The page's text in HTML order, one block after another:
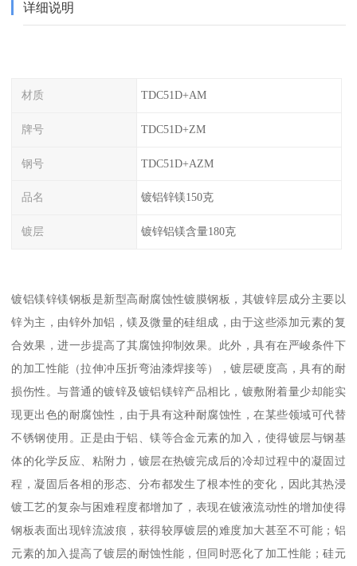
详细说明
材质 TDC51D+AM
牌号 TDC51D+ZM
钢号 TDC51D+AZM
品名 镀铝锌镁150克
镀层 镀锌铝镁含量180克
镀铝镁锌镁钢板是新型高耐腐蚀性镀膜钢板，其镀锌层成分主要以
锌为主，由锌外加铝，镁及微量的硅组成，由于这些添加元素的复
合效果，进一步提高了其腐蚀抑制效果。此外，具有在严峻条件下
的加工性能（拉伸冲压折弯油漆焊接等），镀层硬度高，具有的耐
损伤性。与普通的镀锌及镀铝镁锌产品相比，镀敷附着量少却能实
现更出色的耐腐蚀性，由于具有这种耐腐蚀性，在某些领域可代替
不锈钢使用。正是由于铝、镁等合金元素的加入，使得镀层与钢基
体的化学反应、粘附力，镀层在热镀完成后的冷却过程中的凝固过
程，凝固后各相的形态、分布都发生了根本性的变化，因此其热浸
镀工艺的复杂与困难程度都增加了，表现在镀液流动性的增加使得
钢板表面出现锌流波痕，获得较厚镀层的难度加大甚至不可能；铝
元素的加入提高了镀层的耐蚀性能，但同时恶化了加工性能；硅元